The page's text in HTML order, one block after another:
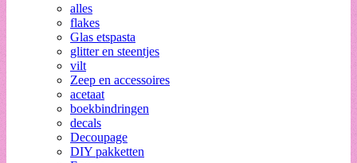
alles
flakes
Glas etspasta
glitter en steentjes
vilt
Zeep en accessoires
acetaat
boekbindringen
decals
Decoupage
DIY pakketten